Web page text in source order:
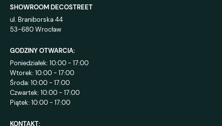
SHOWROOM DECOSTREET
ul. Braniborska 44
53-680 Wrocław
GODZINY OTWARCIA:
Poniedziałek: 10:00 - 17:00
Wtorek: 10:00 - 17:00
Środa: 10:00 - 17:00
Czwartek: 10:00 - 17:00
Piątek: 10:00 - 17:00
KONTAKT: